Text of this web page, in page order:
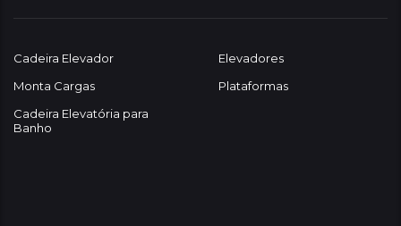
Cadeira Elevador
Elevadores
Monta Cargas
Plataformas
Cadeira Elevatória para
Banho